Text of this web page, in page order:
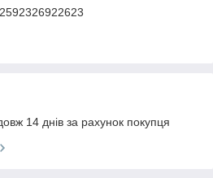
14 днів за рахунок покупця